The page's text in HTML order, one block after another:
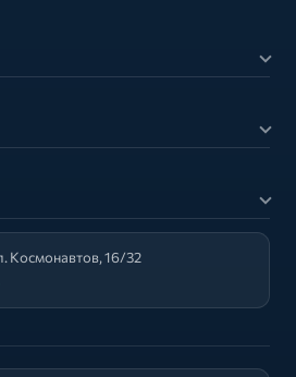
Космонавтов, 16/32